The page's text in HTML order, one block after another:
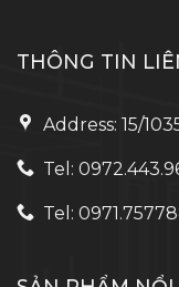
THÔNG TIN
Address: 15/
Tel:
Tel: